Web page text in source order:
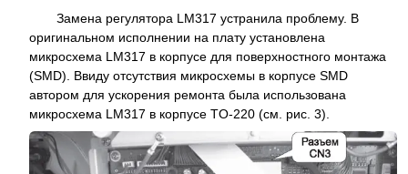
Замена регулятора LM317 устранила проблему. В
оригинальном исполнении на плату установлена
микросхема LM317 в корпусе для поверхностного монтажа
(SMD). Ввиду отсутствия микросхемы в корпусе SMD
автором для ускорения ремонта была использована
микросхема LM317 в корпусе TO-220 (см. рис. 3).